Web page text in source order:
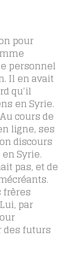
pour
personnel
Il en avait
qu’il
en Syrie.
cours de
ligne, ses
discours
Syrie.
pas, et de
frères
par
des futurs